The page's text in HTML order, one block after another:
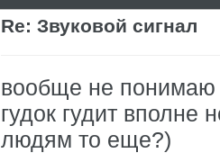
Re: Звуковой сигнал
вообще не понимаю
гудок гудит вполне
людям то еще?)